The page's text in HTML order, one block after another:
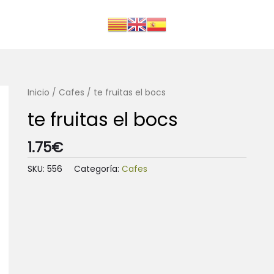
Inicio / Cafes / te fruitas el bocs
te fruitas el bocs
1.75€
SKU: 556 Categoría: Cafes